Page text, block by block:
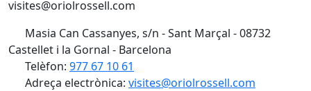
visites@oriolrossell.com
Masia Can Cassanyes, s/n - Sant Marçal - 08732
Castellet i la Gornal - Barcelona
Telèfon: 977 67 10 61
Adreça electrònica: visites@oriolrossell.com